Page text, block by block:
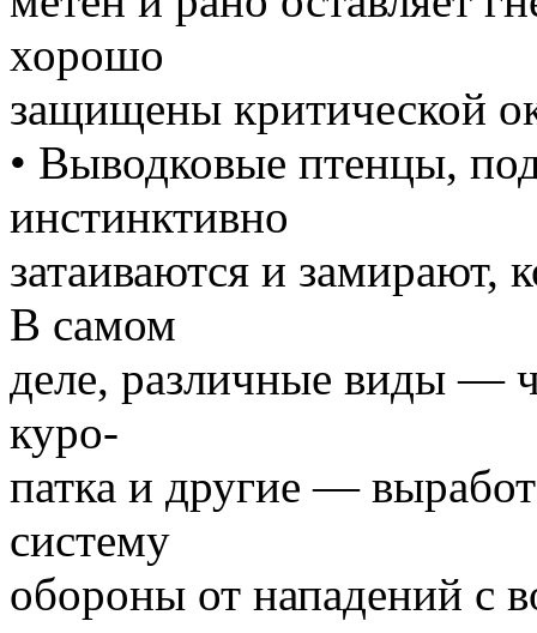
хорошо
защищены критической
• Выводковые птенцы,
инстинктивно
затаиваются и замирают,
В самом
деле, различные виды —
куро-
патка и другие —
систему
обороны от нападений с